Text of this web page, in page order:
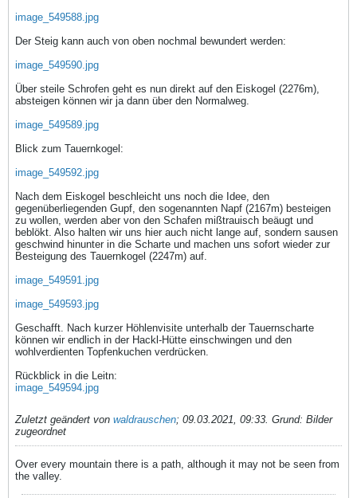
image_549588.jpg
Der Steig kann auch von oben nochmal bewundert werden:
image_549590.jpg
Über steile Schrofen geht es nun direkt auf den Eiskogel (2276m),
absteigen können wir ja dann über den Normalweg.
image_549589.jpg
Blick zum Tauernkogel:
image_549592.jpg
Nach dem Eiskogel beschleicht uns noch die Idee, den
gegenüberliegenden Gupf, den sogenannten Napf (2167m) besteigen
zu wollen, werden aber von den Schafen mißtrauisch beäugt und
beblökt. Also halten wir uns hier auch nicht lange auf, sondern sausen
geschwind hinunter in die Scharte und machen uns sofort wieder zur
Besteigung des Tauernkogel (2247m) auf.
image_549591.jpg
image_549593.jpg
Geschafft. Nach kurzer Höhlenvisite unterhalb der Tauernscharte
können wir endlich in der Hackl-Hütte einschwingen und den
wohlverdienten Topfenkuchen verdrücken.
Rückblick in die Leitn:
image_549594.jpg
Zuletzt geändert von waldrauschen; 09.03.2021, 09:33. Grund: Bilder
zugeordnet
Over every mountain there is a path, although it may not be seen from
the valley.